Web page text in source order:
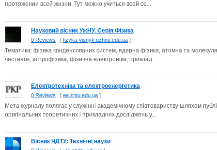
протяжении всей жизни. Тут можно учиться всей се...
Науковий вісник УжНУ. Серія Фізика
0 Reviews [ fizyka-visnyk.uzhnu.edu.ua ]
Тематика: фізика конденсованих систем, ядерна фізика, атомна та
частинок, астрофізика, фізична електроніка, приклад...
Електротехніка та електроенергетика
0 Reviews [ ee.zntu.edu.ua ]
Мета журналу полягає у служінні академічному співтовариству шляхом
оригінальних теоретичних і прикладних досліджень у...
Вісник ЧДТУ: Технічні науки